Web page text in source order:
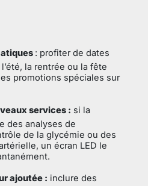
: profiter de dates
la rentrée ou la fête
promotions spéciales sur
services : si la
des analyses de
de la glycémie ou des
un écran LED le
ajoutée : inclure des